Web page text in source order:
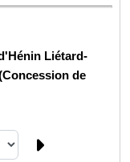
Liétard-
de